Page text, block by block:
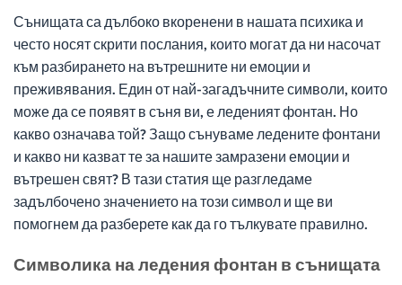
Сънищата са дълбоко вкоренени в нашата психика и
често носят скрити послания, които могат да ни насочат
към разбирането на вътрешните ни емоции и
преживявания. Един от най-загадъчните символи, които
може да се появят в съня ви, е леденият фонтан. Но
какво означава той? Защо сънуваме ледените фонтани
и какво ни казват те за нашите замразени емоции и
вътрешен свят? В тази статия ще разгледаме
задълбочено значението на този символ и ще ви
помогнем да разберете как да го тълкувате правилно.
Символика на ледения фонтан в сънищата